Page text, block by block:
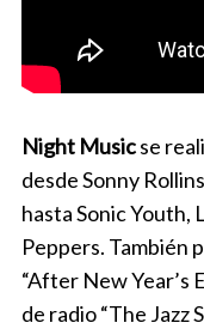
Night Musicse
desde Sonny
hasta Sonic Youth,
Peppers. También
“After New Year’s
de radio “The Jazz